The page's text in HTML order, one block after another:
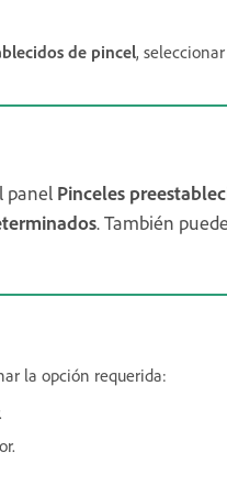
de pincel,
panel Pinceles
. También
la opción requerida: